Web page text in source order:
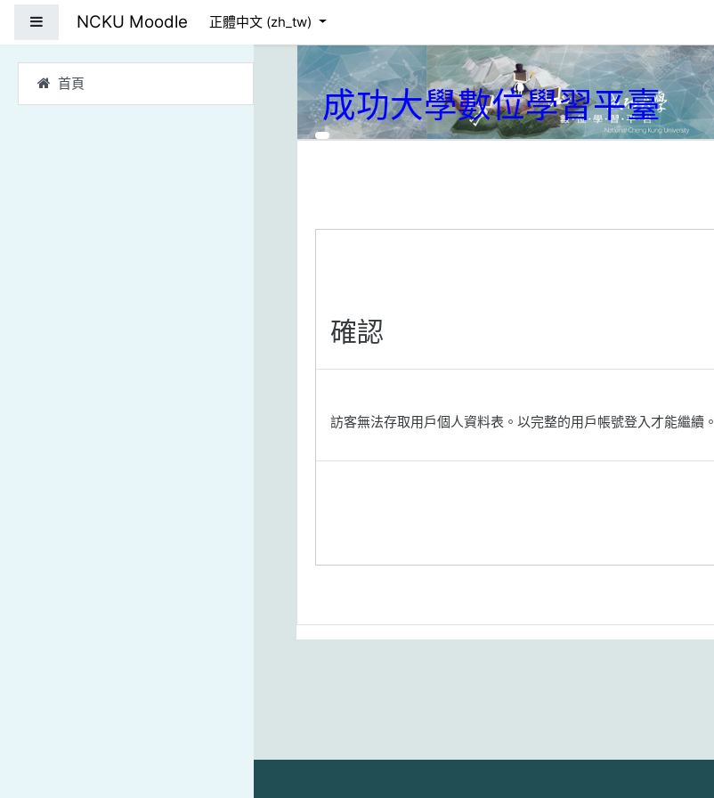
首頁
NCKU Moodle 正體中文 ‎(zh_tw)‎
成功大學數位學習平臺
確認
訪客無法存取用戶個人資料表。以完整的用戶帳號登入才能繼續。